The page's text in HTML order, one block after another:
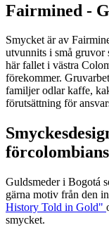
Fairmined -
Smycket är av
utvunnits i små gruvor
här fallet i västra
förekommer.
familjer odlar kaffe,
förutsättning för
Guldsmeder i Bogotá
gärna motiv från den
History Told in Gold"
smycket.